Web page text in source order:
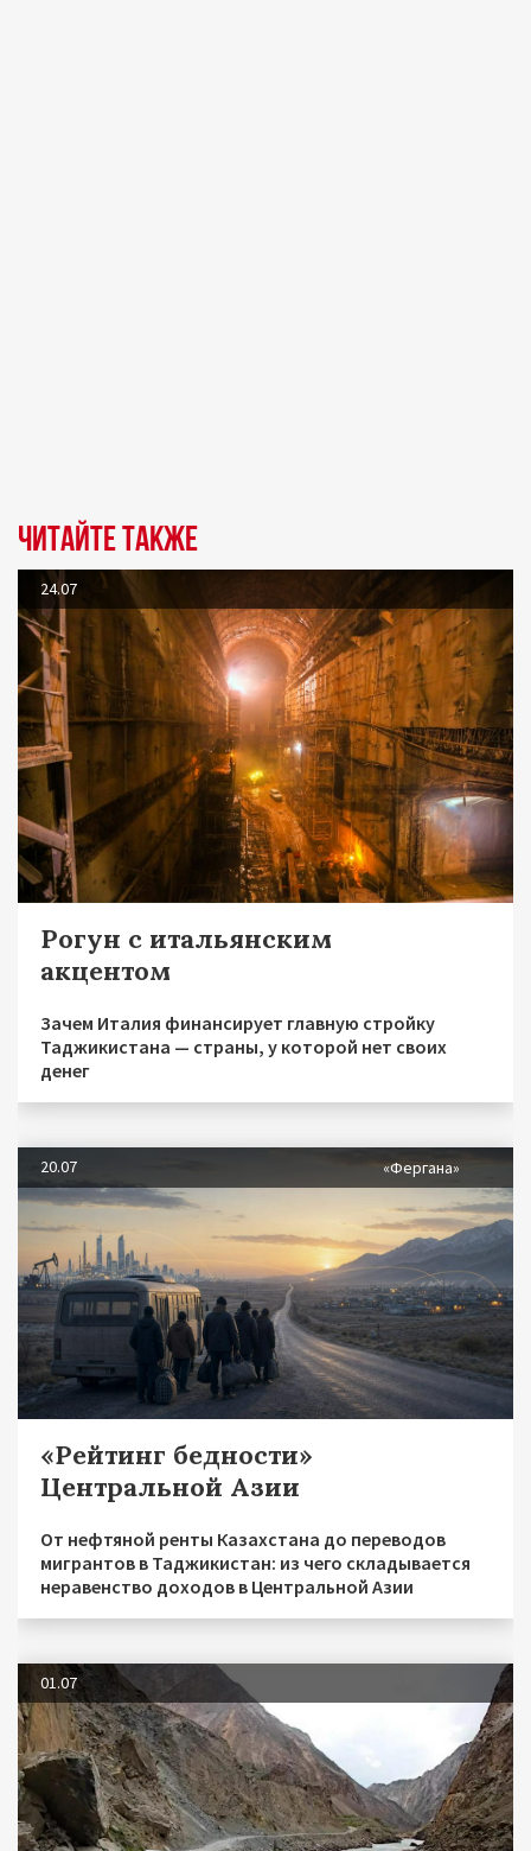
Читайте также
24.07
Рогун с итальянским
акцентом
Зачем Италия финансирует главную стройку
Таджикистана — страны, у которой нет своих
денег
20.07 «Фергана»
«Рейтинг бедности»
Центральной Азии
От нефтяной ренты Казахстана до переводов
мигрантов в Таджикистан: из чего складывается
неравенство доходов в Центральной Азии
01.07